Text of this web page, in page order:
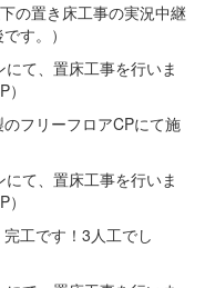
の置き床工事の実況中継
す。）
フリーフロアCPにて施
工です！3人工でし